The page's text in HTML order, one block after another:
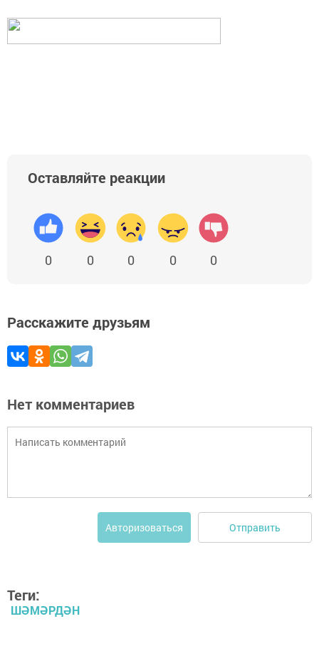
Оставляйте реакции
0 0 0 0 0
Расскажите друзьям
Нет комментариев
Авторизоваться Отправить
Теги:
ШӘМӘРДӘН